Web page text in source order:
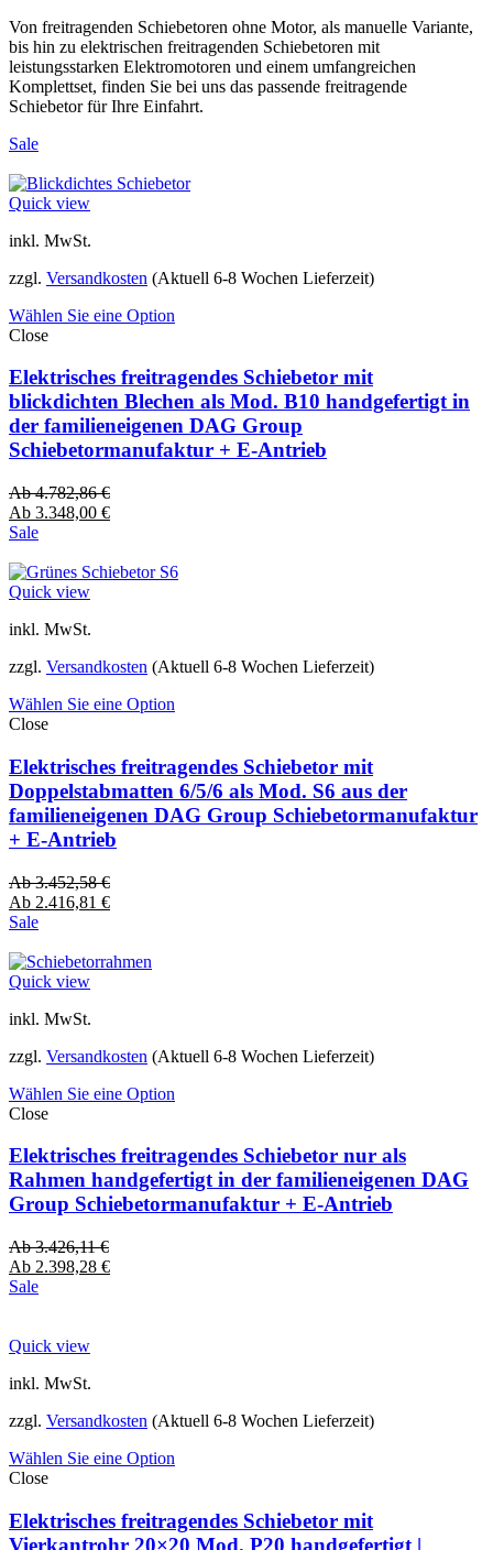
Von freitragenden Schiebetoren ohne Motor, als manuelle Variante,
bis hin zu elektrischen freitragenden Schiebetoren mit
leistungsstarken Elektromotoren und einem umfangreichen
Komplettset, finden Sie bei uns das passende freitragende
Schiebetor für Ihre Einfahrt.
Sale
Quick view
inkl. MwSt.
zzgl. Versandkosten (Aktuell 6-8 Wochen Lieferzeit)
Wählen Sie eine Option
Close
Elektrisches freitragendes Schiebetor mit
blickdichten Blechen als Mod. B10 handgefertigt in
der familieneigenen DAG Group
Schiebetormanufaktur + E-Antrieb
Ab4.782,86€
Ab 3.348,00 €
Sale
Quick view
inkl. MwSt.
zzgl. Versandkosten (Aktuell 6-8 Wochen Lieferzeit)
Wählen Sie eine Option
Close
Elektrisches freitragendes Schiebetor mit
Doppelstabmatten 6/5/6 als Mod. S6 aus der
familieneigenen DAG Group Schiebetormanufaktur
+ E-Antrieb
Ab3.452,58€
Ab 2.416,81 €
Sale
Quick view
inkl. MwSt.
zzgl. Versandkosten (Aktuell 6-8 Wochen Lieferzeit)
Wählen Sie eine Option
Close
Elektrisches freitragendes Schiebetor nur als
Rahmen handgefertigt in der familieneigenen DAG
Group Schiebetormanufaktur + E-Antrieb
Ab3.426,11€
Ab 2.398,28 €
Sale
Quick view
inkl. MwSt.
zzgl. Versandkosten (Aktuell 6-8 Wochen Lieferzeit)
Wählen Sie eine Option
Close
Elektrisches freitragendes Schiebetor mit
Vierkantrohr 20×20 Mod. P20 handgefertigt |